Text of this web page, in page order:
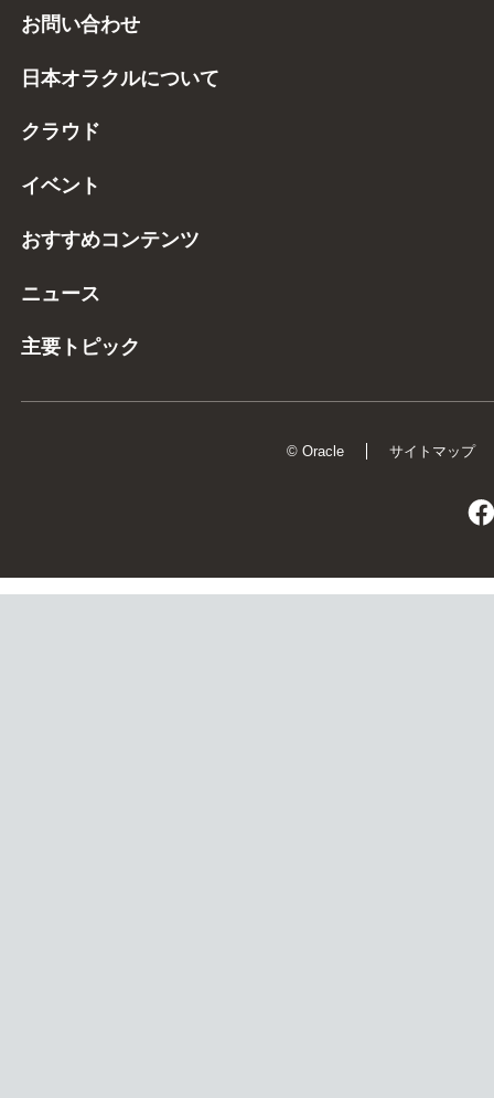
お問い合わせ
日本オラクルについて
クラウド
イベント
おすすめコンテンツ
ニュース
主要トピック
© Oracle サイトマップ